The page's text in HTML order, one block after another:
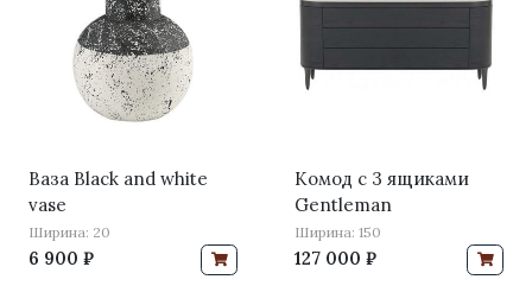
Ваза Black and white
vase
Ширина: 20
6 900 ₽
Комод с 3 ящиками
Gentleman
Ширина: 150
127 000 ₽